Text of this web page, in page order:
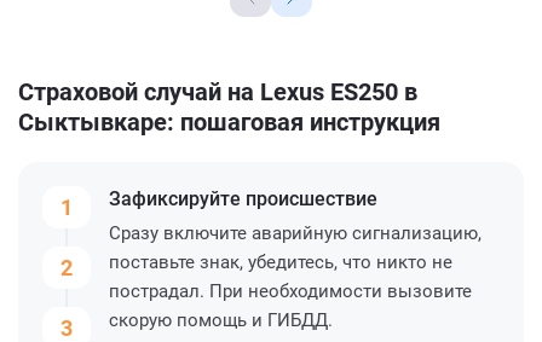
Страховой случай на Lexus ES250 в
Сыктывкаре: пошаговая инструкция
1
2
3
Зафиксируйте происшествие
Сразу включите аварийную сигнализацию,
поставьте знак, убедитесь, что никто не
пострадал. При необходимости вызовите
скорую помощь и ГИБДД.